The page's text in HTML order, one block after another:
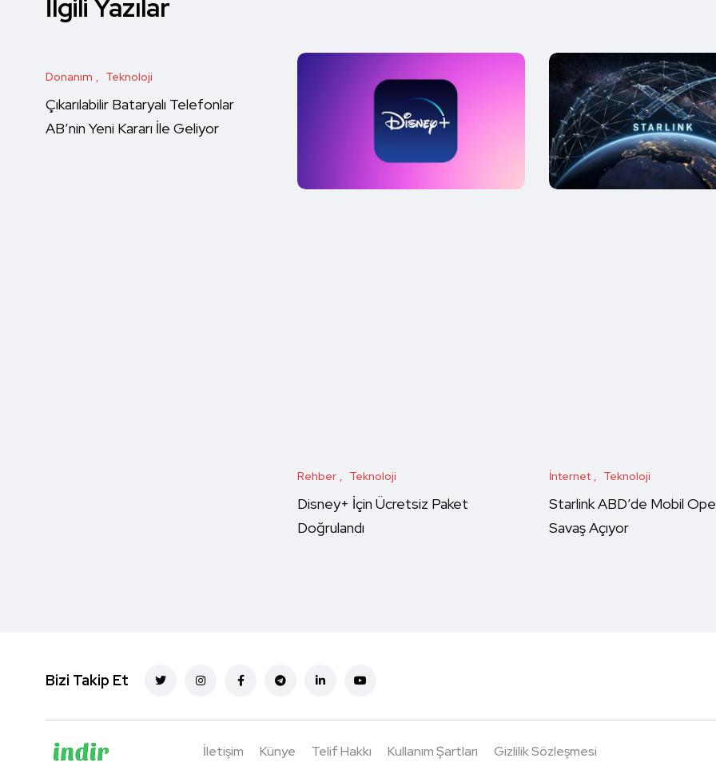
İlgili Yazılar
Donanım Teknoloji
Çıkarılabilir Bataryalı Telefonlar
AB’nin Yeni Kararı İle Geliyor
Rehber Teknoloji
Disney+ İçin Ücretsiz Paket
Doğrulandı
İnternet Teknoloji
Starlink ABD’de Mobil
Savaş Açıyor
Bizi Takip Et
İletişim Künye Telif Hakkı Kullanım Şartları Gizlilik Sözleşmesi